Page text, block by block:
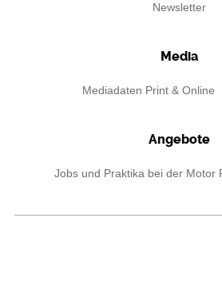
Newsletter
Media
Mediadaten Print & Online
Angebote
Jobs und Praktika bei der Motor